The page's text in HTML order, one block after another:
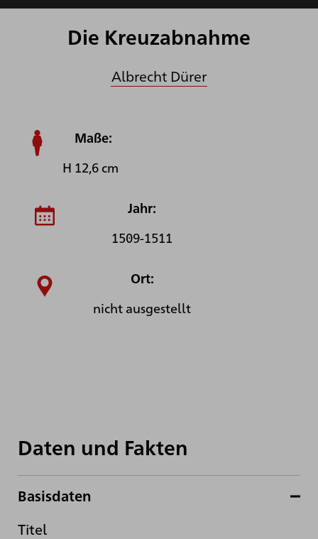
Die Kreuzabnahme
Albrecht Dürer
Maße:
H 12,6 cm
Jahr:
1509-1511
Ort:
nicht ausgestellt
Daten und Fakten
Basisdaten
Titel